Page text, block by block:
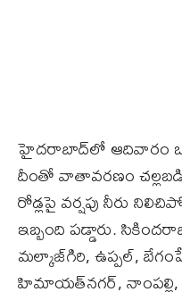
హైదరాబాద్‌లో ఆదివారం
దీంతో వాతావరణం
రోడ్లపై వర్షపు నీరు
ఇబ్బంది పడ్డారు.
మల్కాజ్‌గిరి, ఉప్పల్‌,
హిమాయత్‌నగర్‌,